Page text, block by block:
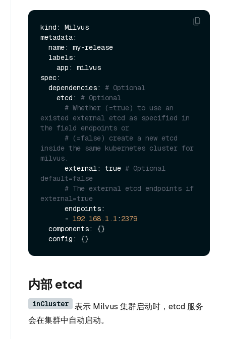
kind: Milvus
metadata:
spec:
  dependencies:
# Optional
    etcd:
# Optional
# Whether (=true) to use an
existed external etcd as specified in
the field endpoints or
# (=false) create a new etcd
inside the same kubernetes cluster for
milvus.
      external: true
# Optional
default=false
# The external etcd endpoints if
external=true
      -
192.168.1.1: 2379
内部 etcd
inCluster
表示 Milvus 集群启动时，etcd 服务
会在集群中自动启动。